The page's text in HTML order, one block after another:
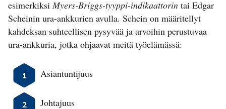
esimerkiksi Myers-Briggs-tyyppi-indikaattorin tai Edgar
Scheinin ura-ankkurien avulla. Schein on määritellyt
kahdeksan suhteellisen pysyvää ja arvoihin perustuvaa
ura-ankkuria, jotka ohjaavat meitä työelämässä:
Asiantuntijuus
Johtajuus